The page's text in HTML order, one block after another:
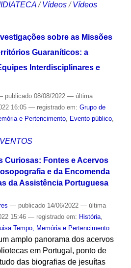
/Vídeos /Vídeos
sobre as Missões
Guaraníticos: a
Interdisciplinares e
publicado08/08/2022 — última
16:05 — registrado em: Grupo de
e Pertencimento, Evento público,
Curiosas: Fontes e Acervos
e da Encomenda
da Assistência Portuguesa
— publicado14/06/2022 — última
15:46 — registrado em: História,
Tempo, Memória e Pertencimento
amplo panorama dos acervos
em Portugal, ponto de
das biografias de jesuítas